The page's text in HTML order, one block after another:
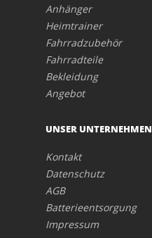
Anhänger
Heimtrainer
Fahrradzubehör
Fahrradteile
Bekleidung
Angebot
UNSER UNTERNEHMEN
Kontakt
Datenschutz
AGB
Batterieentsorgung
Impressum